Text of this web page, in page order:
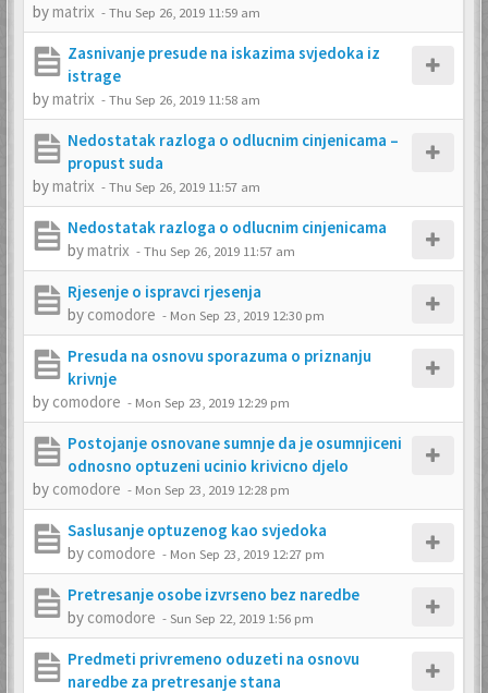
bymatrix -Thu Sep 26, 2019 11:59 am
Zasnivanje presude na iskazima svjedoka iz
istrage
bymatrix -Thu Sep 26, 2019 11:58 am
Nedostatak razloga o odlucnim cinjenicama –
propust suda
bymatrix -Thu Sep 26, 2019 11:57 am
Nedostatak razloga o odlucnim cinjenicama
bymatrix -Thu Sep 26, 2019 11:57 am
Rjesenje o ispravci rjesenja
by comodore - Mon Sep 23, 2019 12:30 pm
Presuda na osnovu sporazuma o priznanju
krivnje
by comodore - Mon Sep 23, 2019 12:29 pm
Postojanje osnovane sumnje da je osumnjiceni
odnosno optuzeni ucinio krivicno djelo
by comodore - Mon Sep 23, 2019 12:28 pm
Saslusanje optuzenog kao svjedoka
by comodore - Mon Sep 23, 2019 12:27 pm
Pretresanje osobe izvrseno bez naredbe
by comodore -Sun Sep 22, 2019 1:56 pm
Predmeti privremeno oduzeti na osnovu
naredbe za pretresanje stana